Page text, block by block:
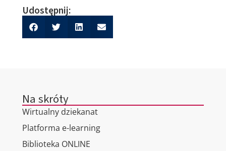
Udostępnij:
Na skróty
Wirtualny dziekanat
Platforma e-learning
Biblioteka ONLINE